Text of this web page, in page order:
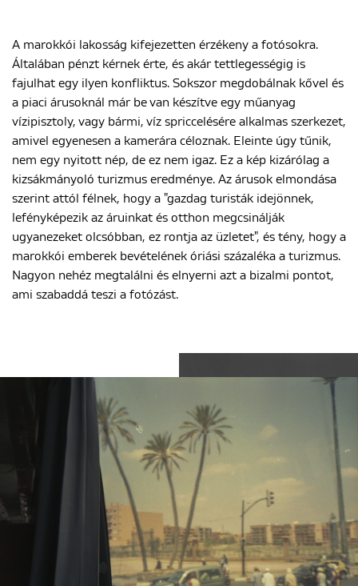
A marokkói lakosság kifejezetten érzékeny a fotósokra.
Általában pénzt kérnek érte, és akár tettlegességig is
fajulhat egy ilyen konfliktus. Sokszor megdobálnak kővel és
a piaci árusoknál már be van készítve egy műanyag
vízipisztoly, vagy bármi, víz spriccelésére alkalmas szerkezet,
amivel egyenesen a kamerára céloznak. Eleinte úgy tűnik,
nem egy nyitott nép, de ez nem igaz. Ez a kép kizárólag a
kizsákmányoló turizmus eredménye. Az árusok elmondása
szerint attól félnek, hogy a "gazdag turisták idejönnek,
lefényképezik az áruinkat és otthon megcsinálják
ugyanezeket olcsóbban, ez rontja az üzletet", és tény, hogy a
marokkói emberek bevételének óriási százaléka a turizmus.
Nagyon nehéz megtalálni és elnyerni azt a bizalmi pontot,
ami szabaddá teszi a fotózást.